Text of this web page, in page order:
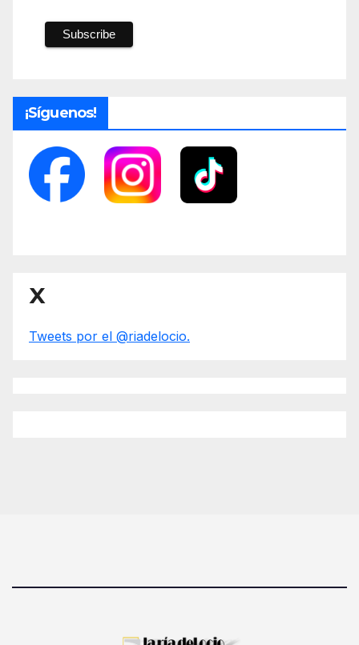
¡Síguenos!
X
Tweets por el @riadelocio.